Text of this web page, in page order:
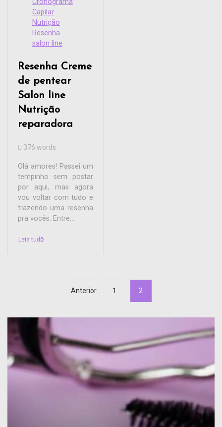
Cronograma
Capilar
Nutrição
Resenha
salon line
Resenha Creme
de pentear
Salon line
Nutrição
reparadora
376 words
Olá amores! Passei um
tempinho sem postar
por aqui, mas agora
vou voltar com tudo e
trazendo uma resenha
pra vocês. Entre...
Leia tudo
Anterior 1 2